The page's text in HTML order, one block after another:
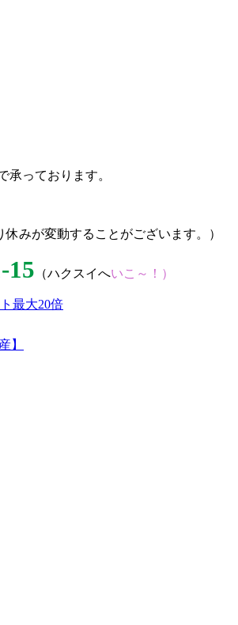
承っております。
みが変動することがございます。）
15 （ハクスイへいこ～！）